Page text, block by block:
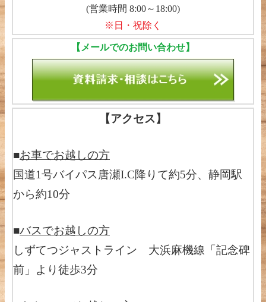
(営業時間 8:00～18:00)
※日・祝除く
【メールでのお問い合わせ】
【アクセス】
■お車でお越しの方
国道1号バイパス唐瀬I.C降りて約5分、静岡駅
から約10分
■バスでお越しの方
しずてつジャストライン 大浜麻機線「記念碑
前」より徒歩3分